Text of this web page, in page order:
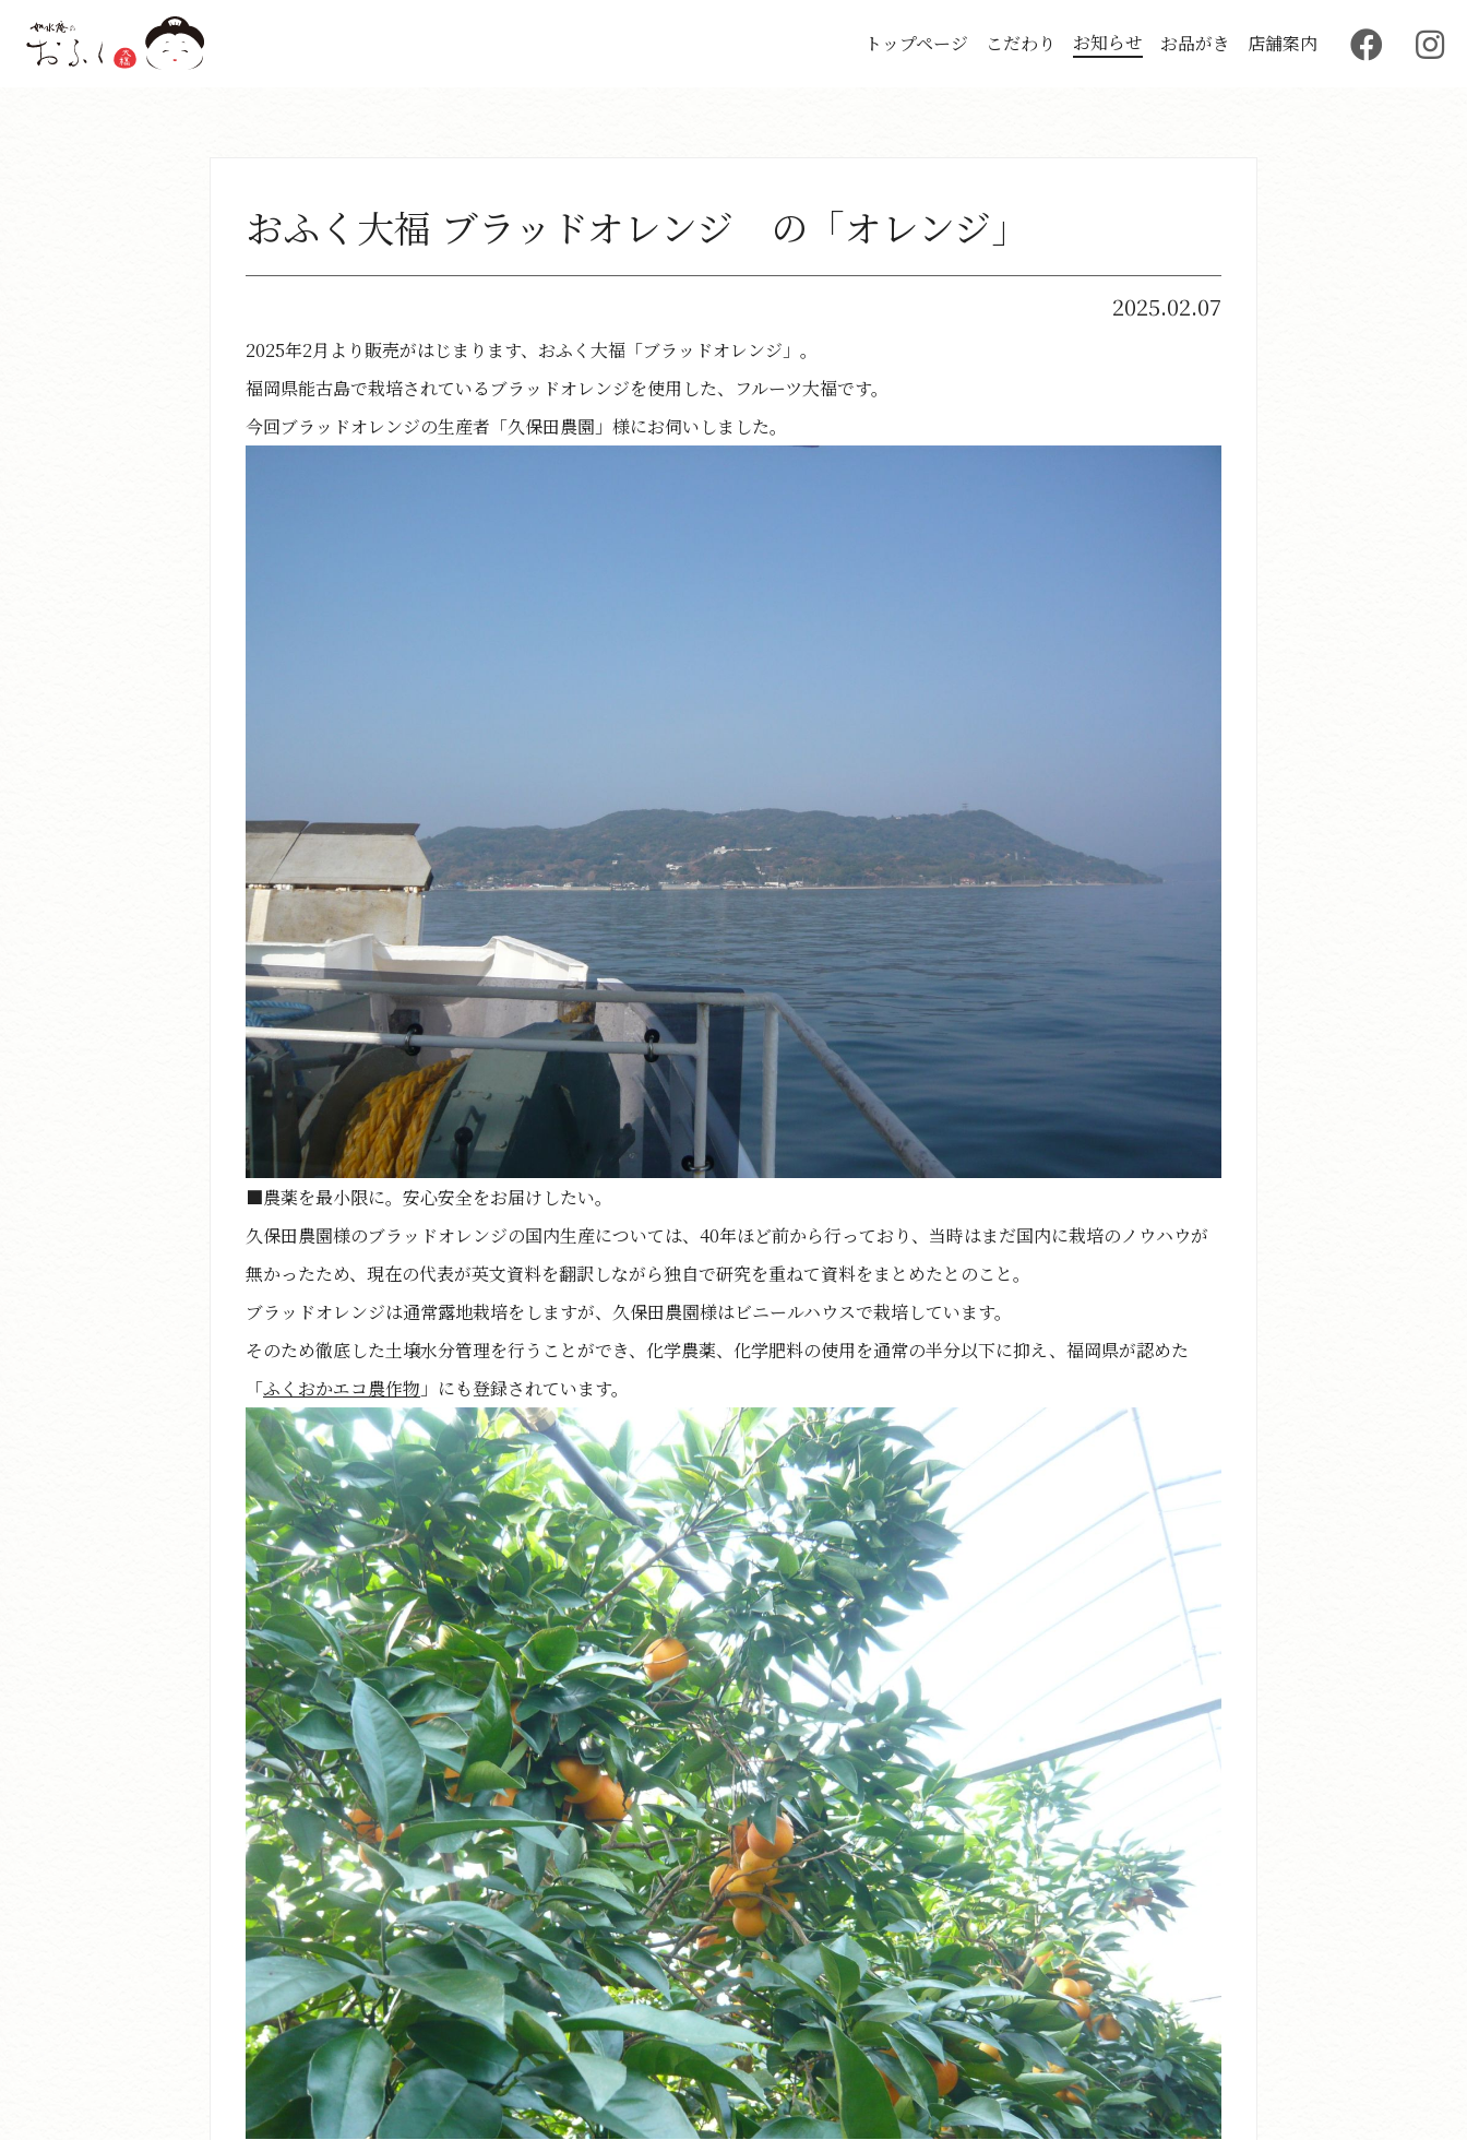
トップページ こだわり お知らせ お品がき 店舗案内
おふく大福 ブラッドオレンジ の「オレンジ」
2025.02.07
2025年2月より販売がはじまります、おふく大福「ブラッドオレンジ」。
福岡県能古島で栽培されているブラッドオレンジを使用した、フルーツ大福です。
今回ブラッドオレンジの生産者「久保田農園」様にお伺いしました。
■農薬を最小限に。安心安全をお届けしたい。
久保田農園様のブラッドオレンジの国内生産については、40年ほど前から行っており、当時はまだ国内に栽培のノウハウが
無かったため、現在の代表が英文資料を翻訳しながら独自で研究を重ねて資料をまとめたとのこと。
ブラッドオレンジは通常露地栽培をしますが、久保田農園様はビニールハウスで栽培しています。
そのため徹底した土壌水分管理を行うことができ、化学農薬、化学肥料の使用を通常の半分以下に抑え、福岡県が認めた
「ふくおかエコ農作物 」にも登録されています。